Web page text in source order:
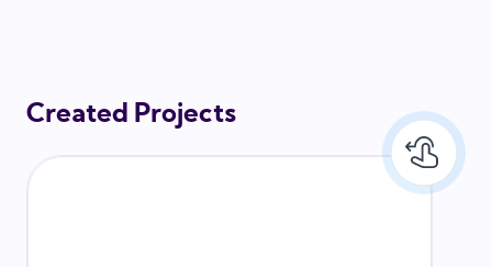
Created Projects